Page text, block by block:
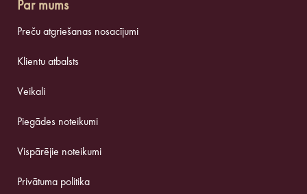
Par mums
Preču atgriešanas nosacījumi
Klientu atbalsts
Veikali
Piegādes noteikumi
Vispārējie noteikumi
Privātuma politika